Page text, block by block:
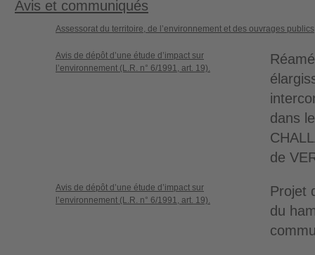
Avis et communiqués
Assessorat du territoire, de l’environnement et des ouvrages publics
Avis de dépôt d’une étude d’impact sur
l’environnement (L.R. n° 6/1991, art. 19).
dans
de
Avis de dépôt d’une étude d’impact sur
l’environnement (L.R. n° 6/1991, art. 19).
Projet
du